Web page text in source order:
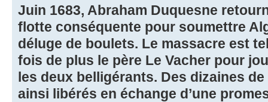
Juin 1683, Abraham Duquesne
flotte conséquente pour soumettre
déluge de boulets. Le massacre est
fois de plus le père Le Vacher pour
les deux belligérants. Des dizaines
ainsi libérés en échange d’une